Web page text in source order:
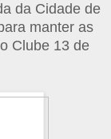
da Cidade de
manter as
Clube 13 de